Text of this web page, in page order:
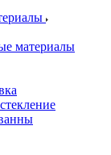
материалы